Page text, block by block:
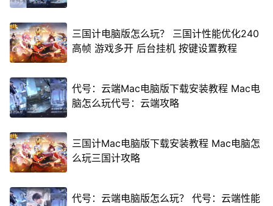
三国计电脑版怎么玩？ 三国计性能优化240
高帧 游戏多开 后台挂机 按键设置教程
代号：云端Mac电脑版下载安装教程 Mac电
脑怎么玩代号：云端攻略
三国计Mac电脑版下载安装教程 Mac电脑怎
么玩三国计攻略
代号：云端电脑版怎么玩？ 代号：云端性能